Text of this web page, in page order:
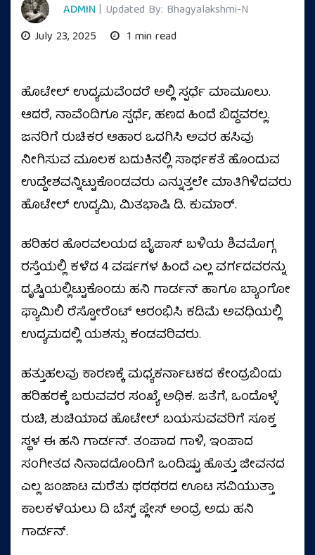
ADMIN | Updated By: Bhagyalakshmi-N
July 23, 2025
1 min read
ಹೊಟೇಲ್ ಉದ್ಯಮವೆಂದರೆ ಅಲ್ಲಿ ಸ್ಪರ್ಧೆ ಮಾಮೂಲು.
ಆದರೆ, ನಾವೆಂದಿಗೂ ಸ್ಪರ್ಧೆ, ಹಣದ ಹಿಂದೆ ಬಿದ್ದವರಲ್ಲ.
ಜನರಿಗೆ ರುಚಿಕರ ಆಹಾರ ಒದಗಿಸಿ ಅವರ ಹಸಿವು
ನೀಗಿಸುವ ಮೂಲಕ ಬದುಕಿನಲ್ಲಿ ಸಾರ್ಥಕತೆ ಹೊಂದುವ
ಉದ್ದೇಶವನ್ನಿಟ್ಟುಕೊಂಡವರು ಎನ್ನುತ್ತಲೇ ಮಾತಿಗಿಳಿದವರು
ಹೊಟೇಲ್ ಉದ್ಯಮಿ, ಮಿತಭಾಷಿ ಡಿ. ಕುಮಾರ್.
ಹರಿಹರ ಹೊರವಲಯದ ಬೈಪಾಸ್ ಬಳಿಯ ಶಿವಮೊಗ್ಗ
ರಸ್ತೆಯಲ್ಲಿ ಕಳೆದ 4 ವರ್ಷಗಳ ಹಿಂದೆ ಎಲ್ಲ ವರ್ಗದವರನ್ನು
ದೃಷ್ಟಿಯಲ್ಲಿಟ್ಟುಕೊಂಡು ಹನಿ ಗಾರ್ಡನ್ ಹಾಗೂ ಬ್ಯಾಂಗೋ
ಫ್ಯಾಮಿಲಿ ರೆಸ್ಟೋರೆಂಟ್ ಆರಂಭಿಸಿ ಕಡಿಮೆ ಅವಧಿಯಲ್ಲಿ
ಉದ್ಯಮದಲ್ಲಿ ಯಶಸ್ಸು ಕಂಡವರಿವರು.
ಹತ್ತುಹಲವು ಕಾರಣಕ್ಕೆ ಮಧ್ಯಕರ್ನಾಟಕದ ಕೇಂದ್ರಬಿಂದು
ಹರಿಹರಕ್ಕೆ ಬರುವವರ ಸಂಖ್ಯೆ ಅಧಿಕ. ಜತೆಗೆ, ಒಂದೊಳ್ಳೆ
ರುಚಿ, ಶುಚಿಯಾದ ಹೊಟೇಲ್ ಬಯಸುವವರಿಗೆ ಸೂಕ್ತ
ಸ್ಥಳ ಈ ಹನಿ ಗಾರ್ಡನ್. ತಂಪಾದ ಗಾಳಿ, ಇಂಪಾದ
ಸಂಗೀತದ ನಿನಾದದೊಂದಿಗೆ ಒಂದಿಷ್ಟು ಹೊತ್ತು ಜೀವನದ
ಎಲ್ಲ ಜಂಜಾಟ ಮರೆತು ಥರಥರದ ಊಟ ಸವಿಯುತ್ತಾ
ಕಾಲಕಳೆಯಲು ದಿ ಬೆಸ್ಟ್ ಪ್ಲೇಸ್ ಅಂದ್ರೆ ಅದು ಹನಿ
ಗಾರ್ಡನ್.